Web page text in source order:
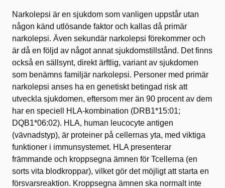
Narkolepsi är en sjukdom som vanligen uppstår utan
någon känd utlösande faktor och kallas då primär
narkolepsi. Även sekundär narkolepsi förekommer och
är då en följd av något annat sjukdomstillstånd. Det finns
också en sällsynt, direkt ärftlig, variant av sjukdomen
som benämns familjär narkolepsi. Personer med primär
narkolepsi anses ha en genetiskt betingad risk att
utveckla sjukdomen, eftersom mer än 90 procent av dem
har en speciell HLA-kombination (DRB1*15:01;
DQB1*06:02). HLA, human leucocyte antigen
(vävnadstyp), är proteiner på cellernas yta, med viktiga
funktioner i immunsystemet. HLA presenterar
främmande och kroppsegna ämnen för Tcellerna (en
sorts vita blodkroppar), vilket gör det möjligt att starta en
försvarsreaktion. Kroppsegna ämnen ska normalt inte